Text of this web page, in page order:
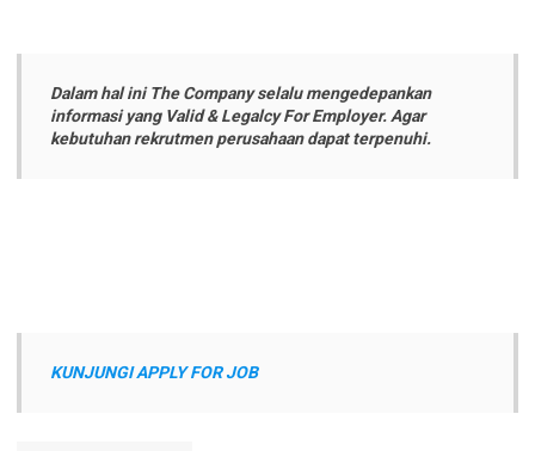
Dalam hal ini The Company selalu mengedepankan
informasi yang Valid & Legalcy For Employer. Agar
kebutuhan rekrutmen perusahaan dapat terpenuhi.
KUNJUNGI APPLY FOR JOB